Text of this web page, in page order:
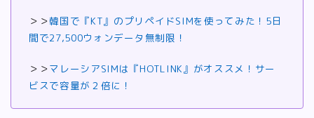
＞＞韓国で『KT』のプリペイドSIMを使ってみた！5日
間で27,500ウォンデータ無制限！
＞＞マレーシアSIMは『HOTLINK』がオススメ！サー
ビスで容量が２倍に！